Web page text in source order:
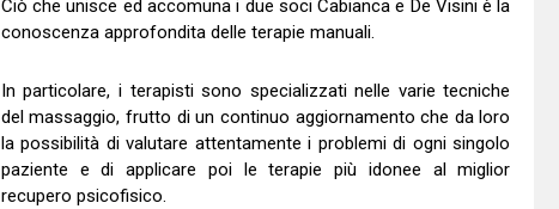
Ciò che unisce ed accomuna i due soci Cabianca e De Visini è la
conoscenza approfondita delle terapie manuali.
In particolare, i terapisti sono specializzati nelle varie tecniche
del massaggio, frutto di un continuo aggiornamento che da loro
la possibilità di valutare attentamente i problemi di ogni singolo
paziente e di applicare poi le terapie più idonee al miglior
recupero psicofisico.